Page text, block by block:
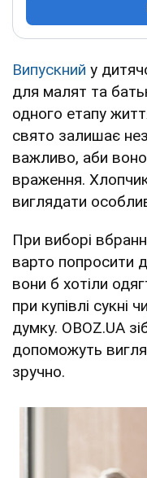
Випускний у
для малят та
одного етапу
свято залишає
важливо, аби
враження.
виглядати
При виборі
варто попросити
вони б хотіли
при купівлі сукні
думку. OBOZ.UA
допоможуть
зручно.